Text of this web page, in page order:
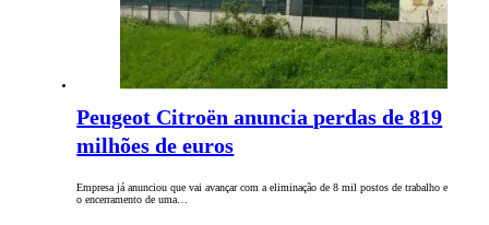
Peugeot Citroën anuncia perdas de 819
milhões de euros
Empresa já anunciou que vai avançar com a eliminação de 8 mil postos de trabalho e
o encerramento de uma…